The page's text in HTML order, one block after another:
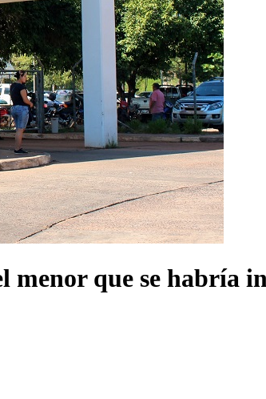
menor que se habría